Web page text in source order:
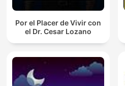
Por el Placer de Vivir con
el Dr. Cesar Lozano